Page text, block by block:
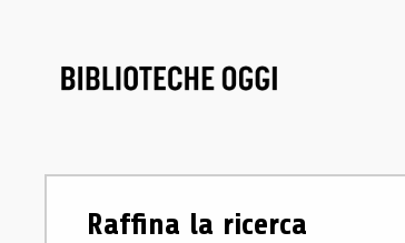
Raffina la ricerca